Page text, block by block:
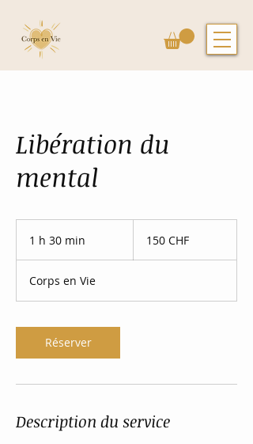
Libération du
mental
1 h 30 min
m
i
suisses
150 CHF
Corps en Vie
Réserver
Description du service